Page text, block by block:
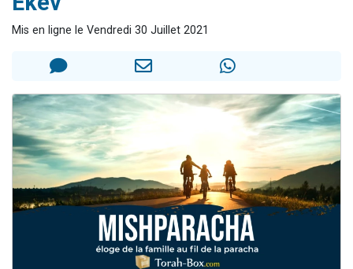
6 personnes viennent de nous rejoindre sur WhatsApp
Mis en ligne le Vendredi 30 Juillet 2021